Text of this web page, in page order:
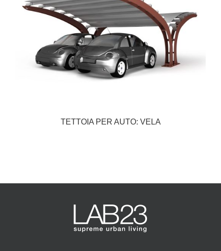
TETTOIA PER AUTO: VELA